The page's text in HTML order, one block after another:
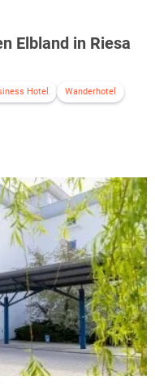
Elbland in Riesa
Hotel
Wanderhotel